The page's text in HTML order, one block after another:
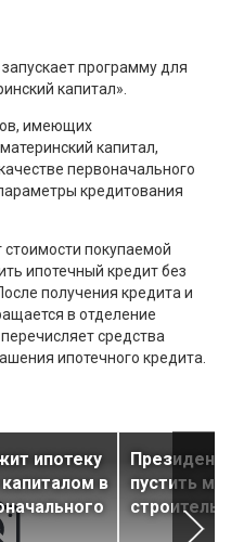
программу для
капитал».
имеющих
капитал,
первоначального
кредитования
покупаемой
ипотечный кредит без
получения кредита и
в отделение
средства
ипотечного кредита.
ипотеку
в
Президент
пустить